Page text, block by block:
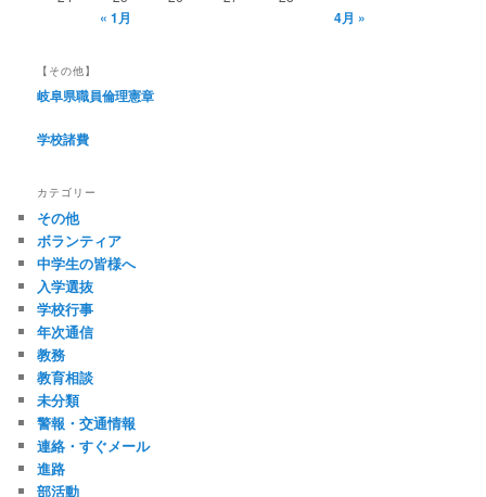
« 1月 4月 »
【その他】
岐阜県職員倫理憲章
学校諸費
カテゴリー
その他
ボランティア
中学生の皆様へ
入学選抜
学校行事
年次通信
教務
教育相談
未分類
警報・交通情報
連絡・すぐメール
進路
部活動